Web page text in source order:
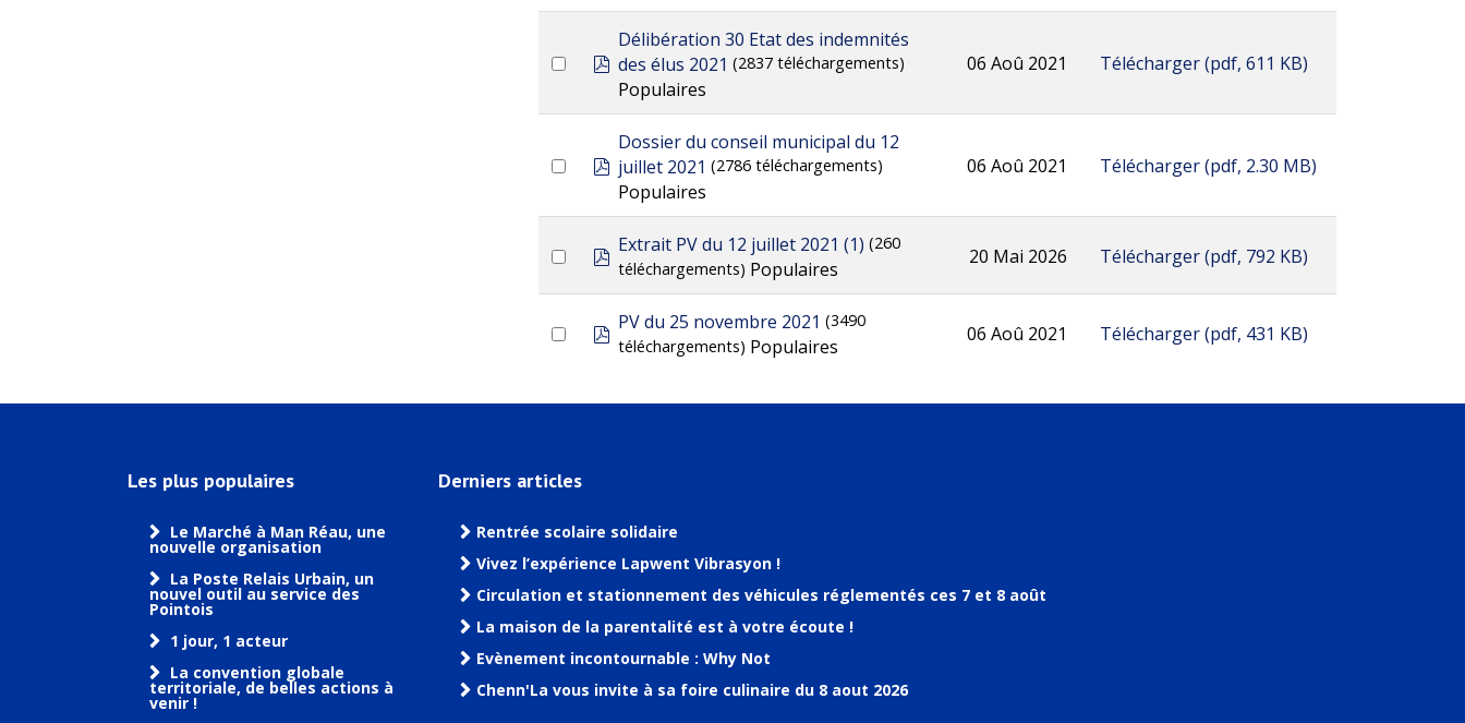
pdf
Délibération 30 Etat des indemnités
des élus 2021 (2837 téléchargements)
Populaires
06 Aoû 2021 Télécharger(pdf,611 KB)
pdf
Dossier du conseil municipal du 12
juillet 2021 (2786 téléchargements)
Populaires
06 Aoû 2021 Télécharger(pdf, 2.30 MB)
pdf
Extrait PV du 12 juillet 2021 (1) (260
téléchargements) Populaires
20 Mai 2026 Télécharger(pdf, 792 KB)
pdf
PV du 25 novembre 2021 (3490
téléchargements) Populaires
06 Aoû 2021 Télécharger(pdf, 431 KB)
Les plus populaires
Le Marché à Man Réau, une
nouvelle organisation
La Poste Relais Urbain, un
nouvel outil au service des
Pointois
1 jour, 1 acteur
La convention globale
territoriale, de belles actions à
venir !
Derniers articles
Rentrée scolaire solidaire
Vivez l’expérience Lapwent Vibrasyon !
Circulation et stationnement des véhicules réglementés ces 7 et 8 août
La maison de la parentalité est à votre écoute !
Evènement incontournable : Why Not
Chenn'La vous invite à sa foire culinaire du 8 aout 2026